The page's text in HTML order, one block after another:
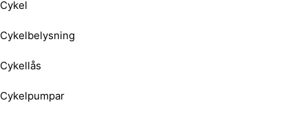
Cykel
Cykelbelysning
Cykellås
Cykelpumpar